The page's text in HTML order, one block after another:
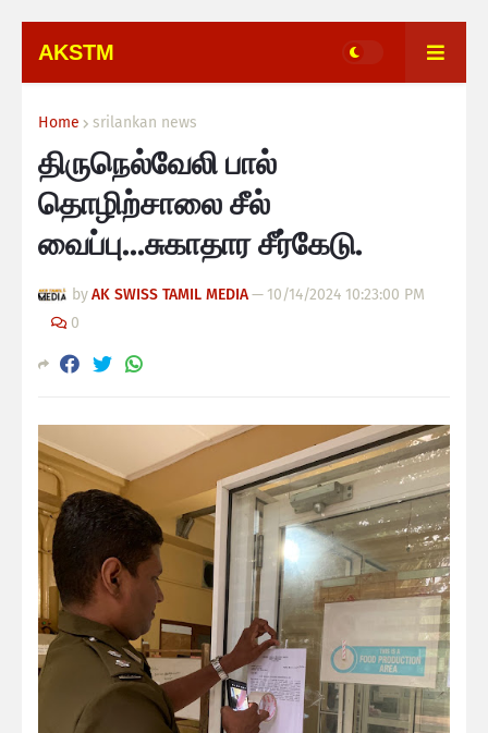
AKSTM
Home srilankan news
திருநெல்வேலி பால்
தொழிற்சாலை சீல்
வைப்பு...சுகாதார சீர்கேடு.
byAK SWISS TAMIL MEDIA— 10/14/2024 10:23:00 PM
0